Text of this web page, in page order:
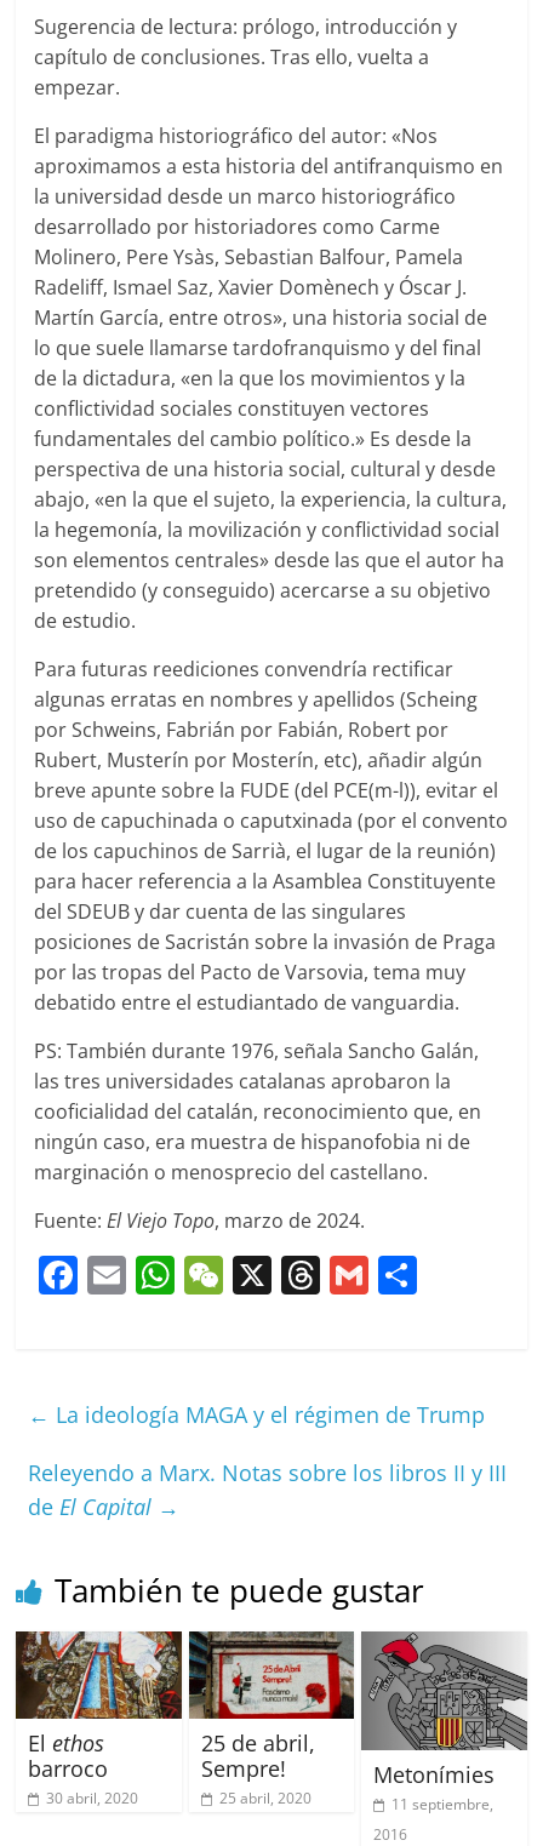
Sugerencia de lectura: prólogo, introducción y
capítulo de conclusiones. Tras ello, vuelta a
empezar.
El paradigma historiográfico del autor: «Nos
aproximamos a esta historia del antifranquismo en
la universidad desde un marco historiográfico
desarrollado por historiadores como Carme
Molinero, Pere Ysàs, Sebastian Balfour, Pamela
Radeliff, Ismael Saz, Xavier Domènech y Óscar J.
Martín García, entre otros», una historia social de
lo que suele llamarse tardofranquismo y del final
de la dictadura, «en la que los movimientos y la
conflictividad sociales constituyen vectores
fundamentales del cambio político.» Es desde la
perspectiva de una historia social, cultural y desde
abajo, «en la que el sujeto, la experiencia, la cultura,
la hegemonía, la movilización y conflictividad social
son elementos centrales» desde las que el autor ha
pretendido (y conseguido) acercarse a su objetivo
de estudio.
Para futuras reediciones convendría rectificar
algunas erratas en nombres y apellidos (Scheing
por Schweins, Fabrián por Fabián, Robert por
Rubert, Musterín por Mosterín, etc), añadir algún
breve apunte sobre la FUDE (del PCE(m-l)), evitar el
uso de capuchinada o caputxinada (por el convento
de los capuchinos de Sarrià, el lugar de la reunión)
para hacer referencia a la Asamblea Constituyente
del SDEUB y dar cuenta de las singulares
posiciones de Sacristán sobre la invasión de Praga
por las tropas del Pacto de Varsovia, tema muy
debatido entre el estudiantado de vanguardia.
PS: También durante 1976, señala Sancho Galán,
las tres universidades catalanas aprobaron la
cooficialidad del catalán, reconocimiento que, en
ningún caso, era muestra de hispanofobia ni de
marginación o menosprecio del castellano.
Fuente:El Viejo Topo, marzo de 2024.
F
b
o
o
E W
A
p
p
W
at
X T
d
s
G
ar
tir
← La ideología MAGA y el régimen de Trump
Releyendo a Marx. Notas sobre los libros II y III
deEl Capital →
También te puede gustar
El ethos
barroco
30 abril, 2020
25 de abril,
Sempre!
25 abril, 2020
Metonímies
11 septiembre,
2016